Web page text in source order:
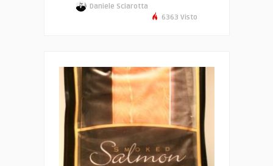
Daniele Sciarotta
6363 Visto